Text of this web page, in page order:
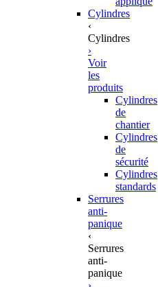
Cylindres
‹
Cylindres
›
Voir
les
produits
Cylindres
de
chantier
Cylindres
de
sécurité
Cylindres
standards
Serrures
anti-
panique
‹
Serrures
anti-
panique